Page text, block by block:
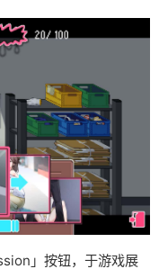
」按钮，于游戏展